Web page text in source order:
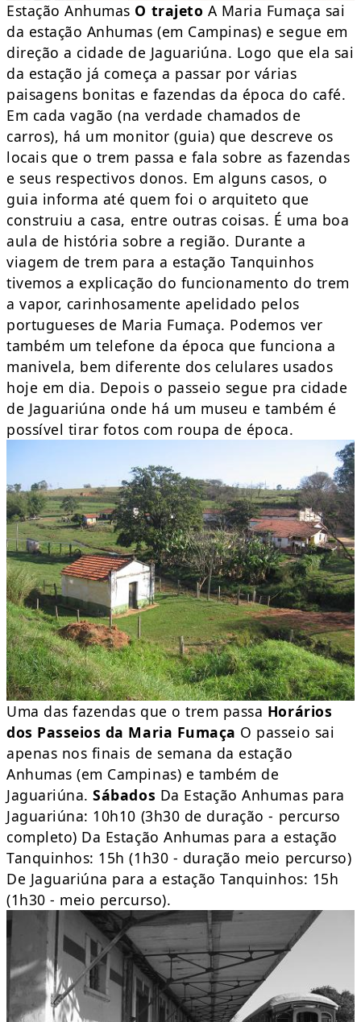
Estação Anhumas O trajeto A Maria Fumaça sai
da estação Anhumas (em Campinas) e segue em
direção a cidade de Jaguariúna. Logo que ela sai
da estação já começa a passar por várias
paisagens bonitas e fazendas da época do café.
Em cada vagão (na verdade chamados de
carros), há um monitor (guia) que descreve os
locais que o trem passa e fala sobre as fazendas
e seus respectivos donos. Em alguns casos, o
guia informa até quem foi o arquiteto que
construiu a casa, entre outras coisas. É uma boa
aula de história sobre a região. Durante a
viagem de trem para a estação Tanquinhos
tivemos a explicação do funcionamento do trem
a vapor, carinhosamente apelidado pelos
portugueses de Maria Fumaça. Podemos ver
também um telefone da época que funciona a
manivela, bem diferente dos celulares usados
hoje em dia. Depois o passeio segue pra cidade
de Jaguariúna onde há um museu e também é
possível tirar fotos com roupa de época.
Uma das fazendas que o trem passa Horários
dos Passeios da Maria Fumaça O passeio sai
apenas nos finais de semana da estação
Anhumas (em Campinas) e também de
Jaguariúna.Sábados Da Estação Anhumas para
Jaguariúna: 10h10 (3h30 de duração - percurso
completo) Da Estação Anhumas para a estação
Tanquinhos: 15h (1h30 - duração meio percurso)
De Jaguariúna para a estação Tanquinhos: 15h
(1h30 - meio percurso).